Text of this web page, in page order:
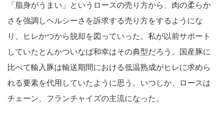
「脂身がうまい」というロースの売り方から、肉の柔らか
さを強調しヘルシーさを訴求する売り方をするようにな
り、ヒレかつから脱却を図っていった。私が以前サポート
していたとんかついなば和幸はその典型だろう。国産豚に
比べて輸入豚は輸送期間における低温熟成がヒレに求めら
れる要素を代用していたように思う。いつしか、ロースは
チェーン、フランチャイズの主流になった。